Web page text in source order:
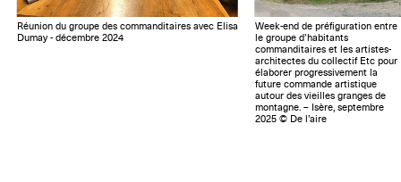
Réunion du groupe des commanditaires avec Elisa
Dumay - décembre 2024
Week-end de préfiguration entre
le groupe d’habitants
commanditaires et les artistes-
architectes du collectif Etc pour
élaborer progressivement la
future commande artistique
autour des vieilles granges de
montagne. – Isère, septembre
2025 © De l’aire